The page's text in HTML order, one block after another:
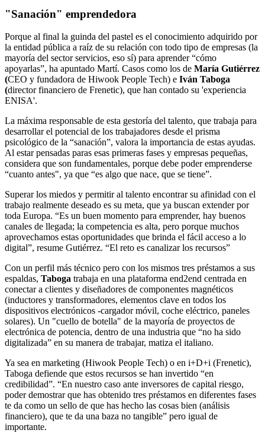
"Sanación" emprendedora
Porque al final la guinda del pastel es el conocimiento adquirido por
la entidad pública a raíz de su relación con todo tipo de empresas (la
mayoría del sector servicios, eso sí) para aprender “cómo
apoyarlas”, ha apuntado Martí. Casos como los de María Gutiérrez
(CEO y fundadora de Hiwook People Tech) e Iván Taboga
(director financiero de Frenetic), que han contado su 'experiencia
ENISA'.
La máxima responsable de esta gestoría del talento, que trabaja para
desarrollar el potencial de los trabajadores desde el prisma
psicológico de la “sanación”, valora la importancia de estas ayudas.
Al estar pensadas paras esas primeras fases y empresas pequeñas,
considera que son fundamentales, porque debe poder emprenderse
“cuanto antes", ya que “es algo que nace, que se tiene”.
Superar los miedos y permitir al talento encontrar su afinidad con el
trabajo realmente deseado es su meta, que ya buscan extender por
toda Europa. “Es un buen momento para emprender, hay buenos
canales de llegada; la competencia es alta, pero porque muchos
aprovechamos estas oportunidades que brinda el fácil acceso a lo
digital”, resume Gutiérrez. “El reto es canalizar los recursos”
Con un perfil más técnico pero con los mismos tres préstamos a sus
espaldas, Taboga trabaja en una plataforma end2end centrada en
conectar a clientes y diseñadores de componentes magnéticos
(inductores y transformadores, elementos clave en todos los
dispositivos electrónicos -cargador móvil, coche eléctrico, paneles
solares). Un "cuello de botella" de la mayoría de proyectos de
electrónica de potencia, dentro de una industria que “no ha sido
digitalizada” en su manera de trabajar, matiza el italiano.
Ya sea en marketing (Hiwook People Tech) o en i+D+i (Frenetic),
Taboga defiende que estos recursos se han invertido “en
credibilidad”. “En nuestro caso ante inversores de capital riesgo,
poder demostrar que has obtenido tres préstamos en diferentes fases
te da como un sello de que has hecho las cosas bien (análisis
financiero), que te da una baza no tangible” pero igual de
importante.